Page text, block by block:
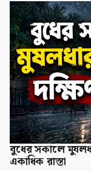
বুধের সকালে
একাধিক রাস্তা